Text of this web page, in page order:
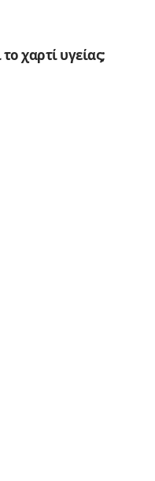
χαρτί υγείας;